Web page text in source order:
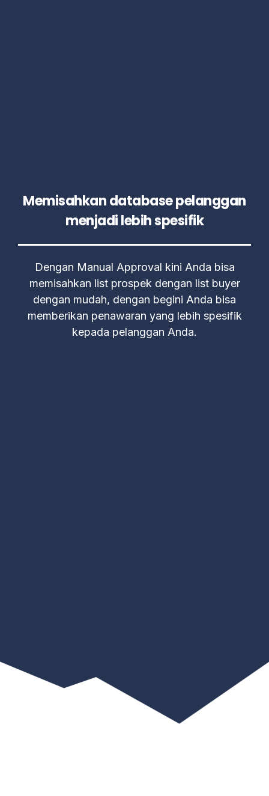
Memisahkan database pelanggan
menjadi lebih spesifik
Dengan Manual Approval kini Anda bisa
memisahkan list prospek dengan list buyer
dengan mudah, dengan begini Anda bisa
memberikan penawaran yang lebih spesifik
kepada pelanggan Anda.